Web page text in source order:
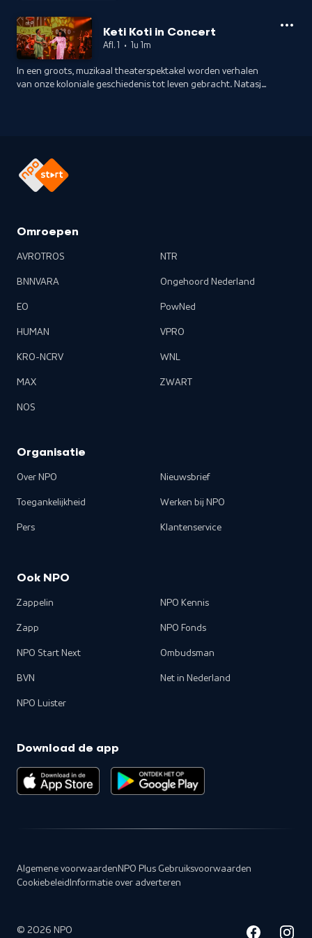
Keti Koti in Concert
Afl. 1 • 1u 1m
In een groots, muzikaal theaterspektakel worden verhalen
van onze koloniale geschiedenis tot leven gebracht. Natasja
Omroepen
AVROTROS
BNNVARA
EO
HUMAN
KRO-NCRV
MAX
NOS
NTR
Ongehoord Nederland
PowNed
VPRO
WNL
ZWART
Organisatie
Over NPO
Toegankelijkheid
Pers
Nieuwsbrief
Werken bij NPO
Klantenservice
Ook NPO
Zappelin
Zapp
NPO Start Next
BVN
NPO Luister
NPO Kennis
NPO Fonds
Ombudsman
Net in Nederland
Download de app
Algemene voorwaarden NPO Plus Gebruiksvoorwaarden
Cookiebeleid Informatie over adverteren
© 2026 NPO